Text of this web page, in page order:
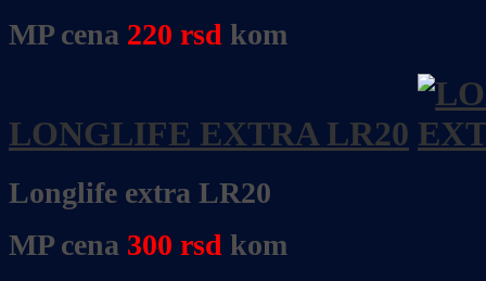
MP cena 220 rsd kom
LONGLIFE EXTRA LR20
Longlife extra LR20
MP cena 300 rsd kom